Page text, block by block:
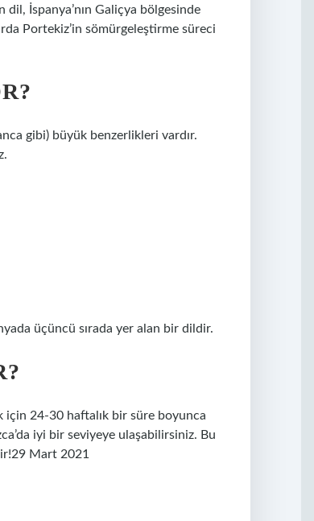
dil, İspanya’nın Galiçya bölgesinde
Portekiz’in sömürgeleştirme süreci
gibi) büyük benzerlikleri vardır.
üçüncü sırada yer alan bir dildir.
için 24-30 haftalık bir süre boyunca
iyi bir seviyeye ulaşabilirsiniz. Bu
Mart 2021